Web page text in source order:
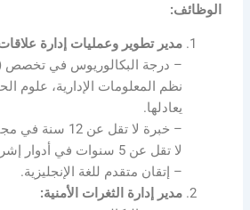
الوظائف:
مدير تطوير وعمليات إدارة علاقات
– درجة البكالوريوس في تخصص
نظم المعلومات الإدارية، علوم
يعادلها.
– خبرة لا تقل عن
لا تقل عن 5 سنوات في أدوار إشرافية.
– إتقان متقدم للغة الإنجليزية.
مدير إدارة الثغرات الأمنية: